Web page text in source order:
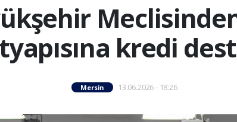
kredi
Mersin 13.06.2026 - 18:26